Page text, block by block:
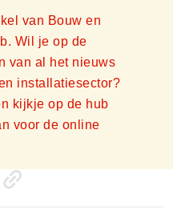
van Bouw en
Wil je op de
van al het nieuws
installatiesector?
kijkje op de hub
voor de online